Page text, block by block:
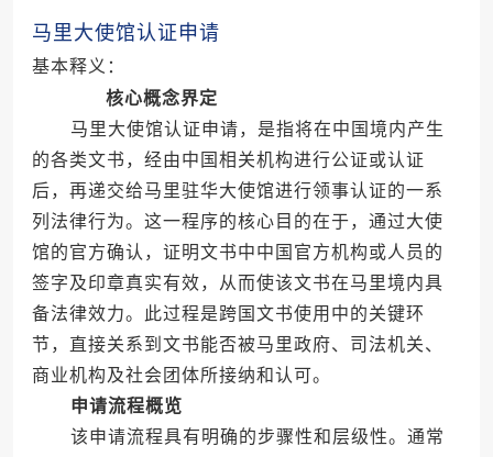
马里大使馆认证申请
基本释义：
核心概念界定
马里大使馆认证申请，是指将在中国境内产生
的各类文书，经由中国相关机构进行公证或认证
后，再递交给马里驻华大使馆进行领事认证的一系
列法律行为。这一程序的核心目的在于，通过大使
馆的官方确认，证明文书中中国官方机构或人员的
签字及印章真实有效，从而使该文书在马里境内具
备法律效力。此过程是跨国文书使用中的关键环
节，直接关系到文书能否被马里政府、司法机关、
商业机构及社会团体所接纳和认可。
申请流程概览
该申请流程具有明确的步骤性和层级性。通常